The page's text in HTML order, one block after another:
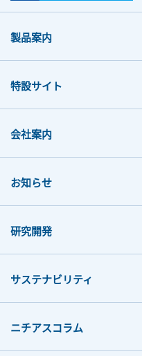
製品案内
特設サイト
会社案内
お知らせ
研究開発
サステナビリティ
ニチアスコラム